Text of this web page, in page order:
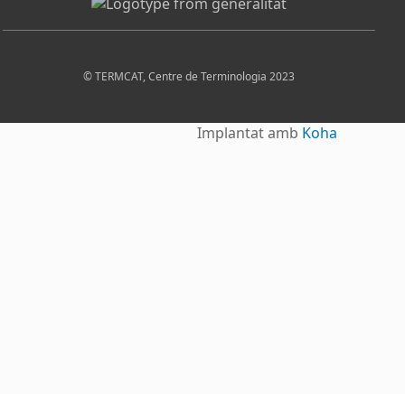
© TERMCAT, Centre de Terminologia 2023
Implantat amb Koha